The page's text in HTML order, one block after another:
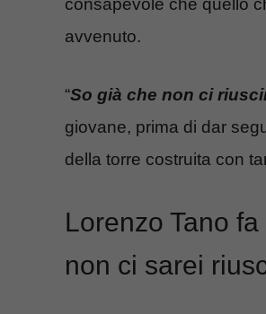
consapevole che quello
avvenuto.
“So già che non ci
giovane, prima di dar
della torre costruita con
Lorenzo Tano
non ci sarei